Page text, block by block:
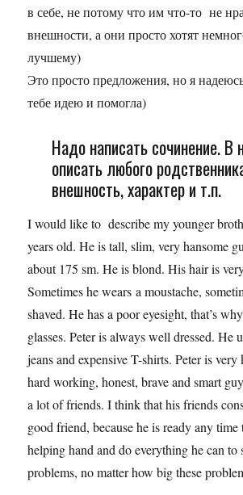
в себе, не потому что им что-то не
внешности, а они просто хотят
лучшему)
Это просто предложения, но я
тебе идею и помогла)
Надо написать сочинение. В
описать любого
внешность, характер и т.п.
I would like to describe my younger
years old. He is tall, slim, very hansome
about 175 sm. He is blond. His hair is
Sometimes he wears a moustache,
shaved. He has a poor eyesight, that’s
glasses. Peter is always well dressed. He
jeans and expensive T-shirts. Peter is
hard working, honest, brave and smart
a lot of friends. I think that his friends
good friend, because he is ready any time
helping hand and do everything he can to
problems, no matter how big these